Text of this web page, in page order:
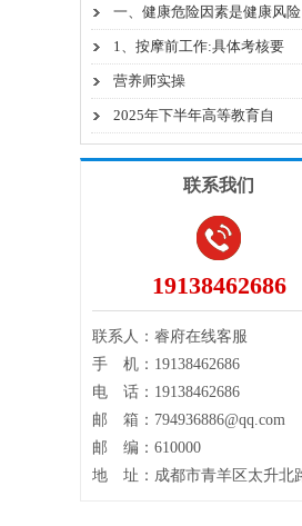
一、健康危险因素是健康风险
1、按摩前工作:具体考核要
营养师实操
2025年下半年高等教育自
联系我们
19138462686
联系人：睿府在线客服
手 机：19138462686
电 话：19138462686
邮 箱：794936886@qq.com
邮 编：610000
地 址：成都市青羊区太升北